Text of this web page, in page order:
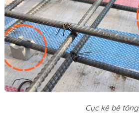
Cục kê bê tông